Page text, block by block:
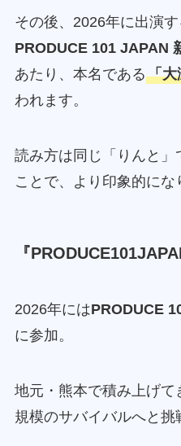
その後、2026年に出演
PRODUCE 101 JAPAN
あたり、本名である「大
われます。
読み方は同じ「りんと」
ことで、より印象的にな
『
2026年にはPRODUCE
に参加。
地元・熊本で積み上げて
規模のサバイバルへと挑